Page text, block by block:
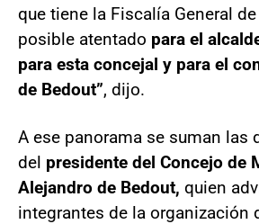
que tiene la Fiscalía General
posible atentado para el
para esta concejal y para el
de Bedout”, dijo.
A ese panorama se suman las
del presidente del Concejo de
Alejandro de Bedout, quien
integrantes de la organización